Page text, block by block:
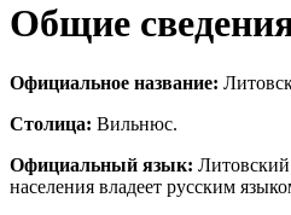
Общие
Официальное название:
Столица: Вильнюс.
Официальный язык:
населения владеет русским